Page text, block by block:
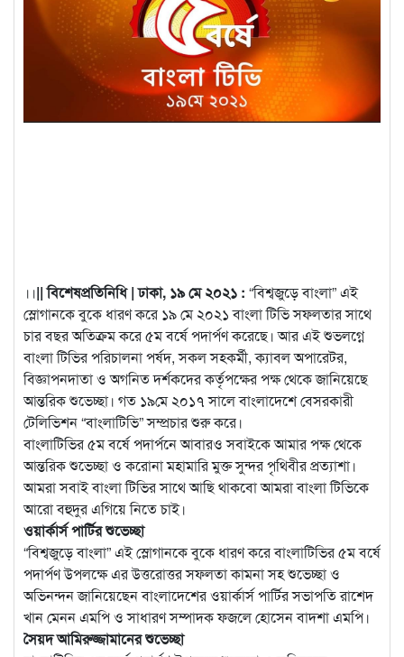
।।|| বিশেষপ্রতিনিধি | ঢাকা, ১৯ মে ২০২১ : “বিশ্বজুড়ে বাংলা” এই
স্লোগানকে বুকে ধারণ করে ১৯ মে ২০২১ বাংলা টিভি সফলতার সাথে
চার বছর অতিক্রম করে ৫ম বর্ষে পদার্পণ করেছে। আর এই শুভলগ্নে
বাংলা টিভির পরিচালনা পর্ষদ, সকল সহকর্মী,ক্যাবল অপারেটর,
বিজ্ঞাপনদাতা ও অগনিত দর্শকদের কর্তৃপক্ষের পক্ষ থেকে জানিয়েছে
আন্তরিক শুভেচ্ছা। গত ১৯মে ২০১৭ সালে বাংলাদেশে বেসরকারী
টেলিভিশন “বাংলাটিভি” সম্প্রচার শুরু করে।
বাংলাটিভির ৫ম বর্ষে পদার্পনে আবারও সবাইকে আমার পক্ষ থেকে
আন্তরিক শুভেচ্ছা ও করোনা মহামারি মুক্ত সুন্দর পৃথিবীর প্রত্যাশা।
আমরা সবাই বাংলা টিভির সাথে আছি থাকবো আমরা বাংলা টিভিকে
আরো বহুদুর এগিয়ে নিতে চাই।
ওয়ার্কার্স পার্টির শুভেচ্ছা
“বিশ্বজুড়ে বাংলা” এই স্লোগানকে বুকে ধারণ করে বাংলাটিভির ৫ম বর্ষে
পদার্পণ উপলক্ষে এর উত্তরোত্তর সফলতা কামনা সহ শুভেচ্ছা ও
অভিনন্দন জানিয়েছেন বাংলাদেশের ওয়ার্কার্স পার্টির সভাপতি রাশেদ
খান মেনন এমপি ও সাধারণ সম্পাদক ফজলে হোসেন বাদশা এমপি।
সৈয়দ আমিরুজ্জামানের শুভেচ্ছা